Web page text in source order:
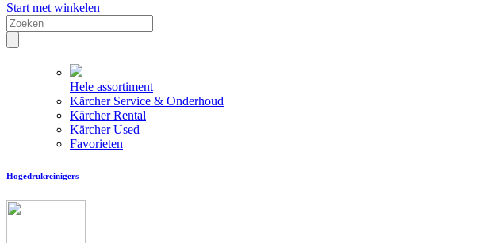
Start met winkelen
Hele assortiment
Kärcher Service & Onderhoud
Kärcher Rental
Kärcher Used
Favorieten
Hogedrukreinigers